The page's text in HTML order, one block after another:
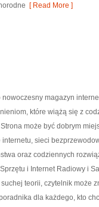
[ Read More ]
nowoczesny magazyn
które wiążą się z
może być dobrym
sieci
oraz codziennych
i Internet Radiowy i
teorii, czytelnik może
dla każdego, kto